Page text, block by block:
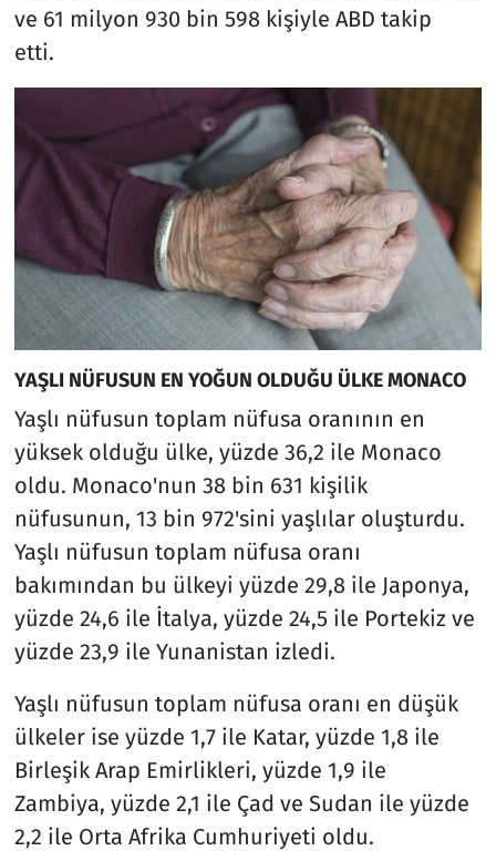
ve 61 milyon 930 bin 598 kişiyle ABD takip
etti.
YAŞLI NÜFUSUN EN YOĞUN OLDUĞU ÜLKE MONACO
Yaşlı nüfusun toplam nüfusa oranının en
yüksek olduğu ülke, yüzde 36,2 ile Monaco
oldu. Monaco'nun 38 bin 631 kişilik
nüfusunun, 13 bin 972'sini yaşlılar oluşturdu.
Yaşlı nüfusun toplam nüfusa oranı
bakımından bu ülkeyi yüzde 29,8 ile Japonya,
yüzde 24,6 ile İtalya, yüzde 24,5 ile Portekiz ve
yüzde 23,9 ile Yunanistan izledi.
Yaşlı nüfusun toplam nüfusa oranı en düşük
ülkeler ise yüzde 1,7 ile Katar, yüzde 1,8 ile
Birleşik Arap Emirlikleri, yüzde 1,9 ile
Zambiya, yüzde 2,1 ile Çad ve Sudan ile yüzde
2,2 ile Orta Afrika Cumhuriyeti oldu.